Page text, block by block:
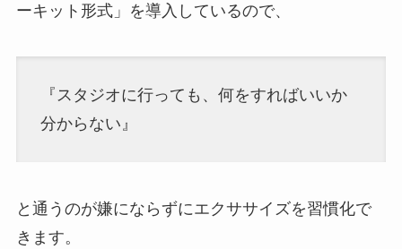
ーキット形式」を導入しているので、
『スタジオに行っても、何をすればいいか
分からない』
と通うのが嫌にならずにエクササイズを習慣化で
きます。